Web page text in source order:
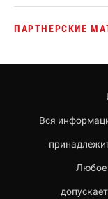
ПАРТНЕРСКИЕ
Вся
Любое